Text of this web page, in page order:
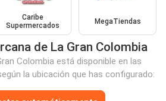
Caribe
Supermercados
MegaTiendas
de La Gran Colombia
Colombia está disponible en las
la ubicación que has configurado: